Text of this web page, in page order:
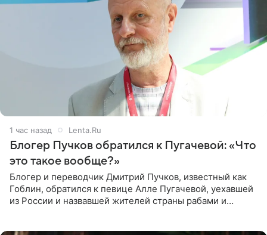
1 час назад Lenta.Ru
Блогер Пучков обратился к Пугачевой: «Что
это такое вообще?»
Блогер и переводчик Дмитрий Пучков, известный как
Гоблин, обратился к певице Алле Пугачевой, уехавшей
из России и назвавшей жителей страны рабами и